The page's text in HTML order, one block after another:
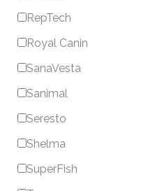
RepTech
Royal Canin
SanaVesta
Sanimal
Seresto
Shelma
SuperFish